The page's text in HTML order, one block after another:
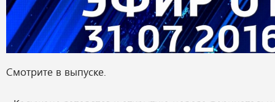
Смотрите в выпуске.